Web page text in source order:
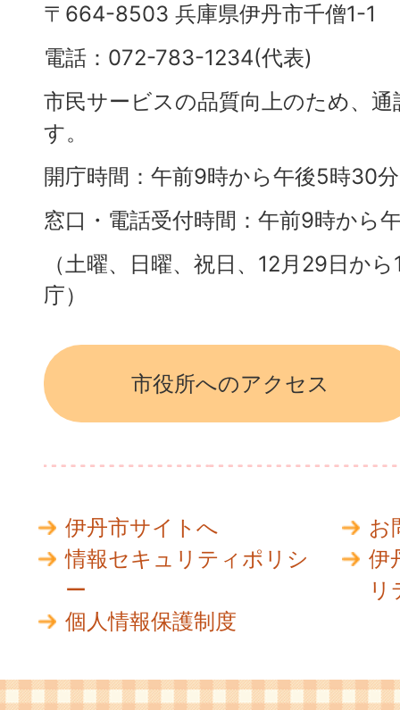
〒664-8503 兵庫県伊丹市千僧1-1
電話：072-783-1234(代表)
市民サービスの品質向上のため、
す。
開庁時間：午前9時から午後5時30
窓口・電話受付時間：午前9時から
（土曜、日曜、祝日、12月29日か
庁）
市役所へのアクセス
伊丹市サイトへ
お
情報セキュリティポリシ
ー
伊
リ
個人情報保護制度